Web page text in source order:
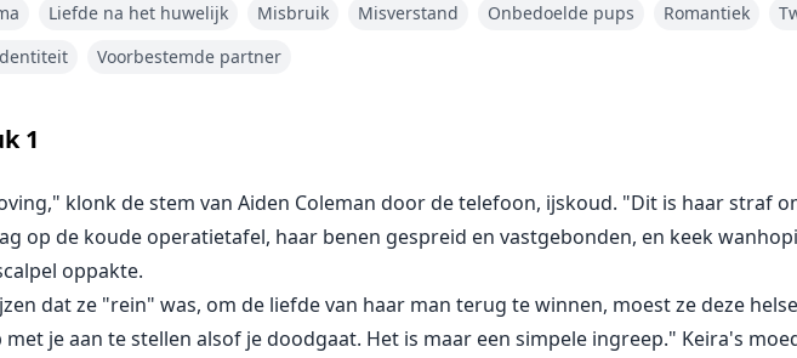
Liefde na het huwelijk Misbruik Misverstand Onbedoelde pups Romantiek
Voorbestemde partner
1
klonk de stem van Aiden Coleman door de telefoon, ijskoud. "Dit is haar straf
op de koude operatietafel, haar benen gespreid en vastgebonden, en keek
oppakte.
dat ze "rein" was, om de liefde van haar man terug te winnen, moest ze deze
met je aan te stellen alsof je doodgaat. Het is maar een simpele ingreep." Keira's